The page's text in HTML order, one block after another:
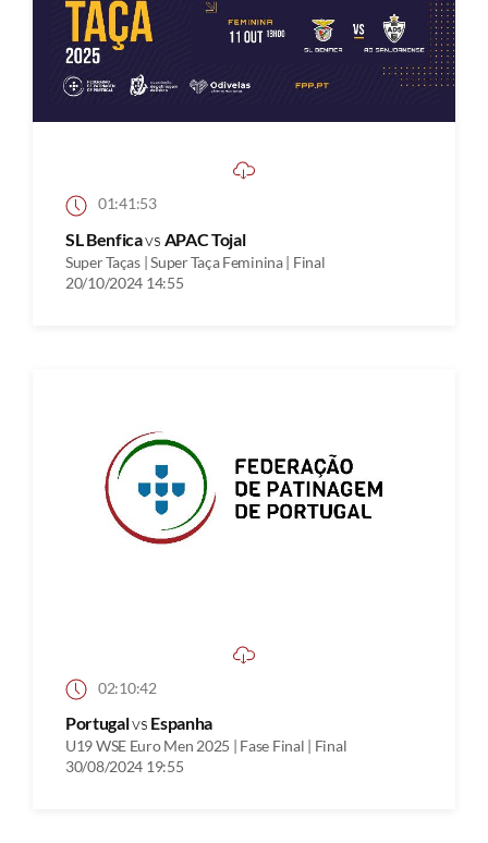
01:41:53
SL Benficavs APAC Tojal
Super Taças | Super Taça Feminina | Final
20/10/2024 14:55
02:10:42
Portugalvs Espanha
U19 WSE Euro Men 2025 | Fase Final | Final
30/08/2024 19:55